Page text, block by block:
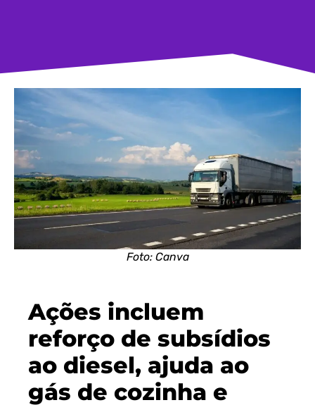
Foto: Canva
Ações incluem
reforço de subsídios
ao diesel, ajuda ao
gás de cozinha e